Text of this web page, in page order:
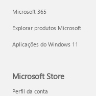
Microsoft 365
Explorar produtos Microsoft
Aplicações do Windows 11
Microsoft Store
Perfil da conta